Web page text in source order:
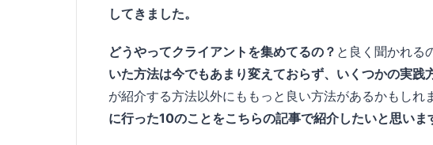
してきました。
どうやってクライアントを集めてるの？ と良く聞かれる
いた方法は今でもあまり変えておらず、いくつかの実践
が紹介する方法以外にももっと良い方法があるかもしれ
に行った10のことをこちらの記事で紹介したいと思いま